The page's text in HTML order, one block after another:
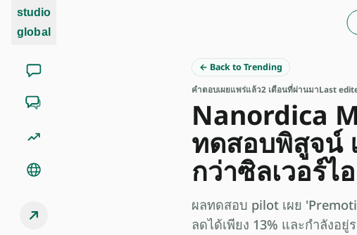
studio
global
← Back to Trending
คำตอบเผยแพร่แล้ว2 เดือนที่ผ่านมาLast
Nanordica
ทดสอบพิสูจน์
กว่าซิลเวอร์ไ
ผลทดสอบ pilot เผย
ลดได้เพียง 13% และกำลังอ